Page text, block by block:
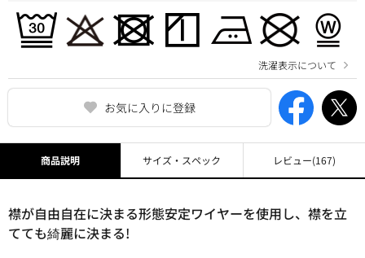
お気に入りに登録
洗濯表示について
商品説明
襟が自由自在に決まる形態安定ワイヤーを使用し、襟を立
てても綺麗に決まる!
サイズ・スペック レビュー(167)